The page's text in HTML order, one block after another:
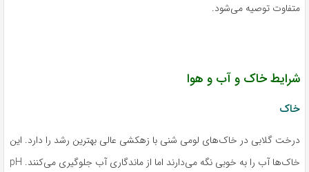
متفاوت توصیه می‌شود.
شرایط خاک و آب و هوا
خاک
درخت گلابی در خاک‌های لومی شنی با زهکشی عالی بهترین رشد را دارد. این
خاک‌ها آب را به خوبی نگه می‌دارند اما از ماندگاری آب جلوگیری می‌کنند. pH